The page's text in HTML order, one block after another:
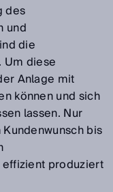
des
und
die
Um diese
Anlage mit
können und sich
lassen. Nur
bis
produziert